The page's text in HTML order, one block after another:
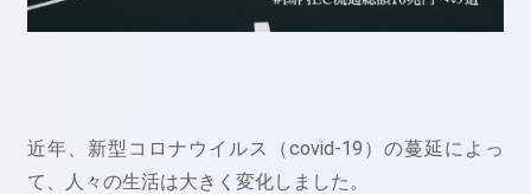
近年、新型コロナウイルス（covid-19）の蔓延によっ
て、人々の生活は大きく変化しました。